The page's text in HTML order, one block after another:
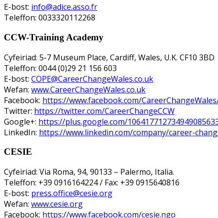
E-bost: info@adice.asso.fr
Teleffon: 0033320112268
CCW-Training Academy
Cyfeiriad: 5-7 Museum Place, Cardiff, Wales, U.K. CF10 3BD
Teleffon: 0044 (0)29 21 156 603
E-bost: COPE@CareerChangeWales.co.uk
Wefan: www.CareerChangeWales.co.uk
Facebook: https://www.facebook.com/
Twitter: https://twitter.com/CareerChangeCCW
Google+: https://plus.google.com/
LinkedIn: https://www.linkedin.com/company/career-
CESIE
Cyfeiriad: Via Roma, 94, 90133 – Palermo, Italia.
Teleffon: +39 0916164224 / Fax: +39 0915640816
E-bost: press.office@cesie.org
Wefan: www.cesie.org
Facebook: https://www.facebook.com/cesie.ngo